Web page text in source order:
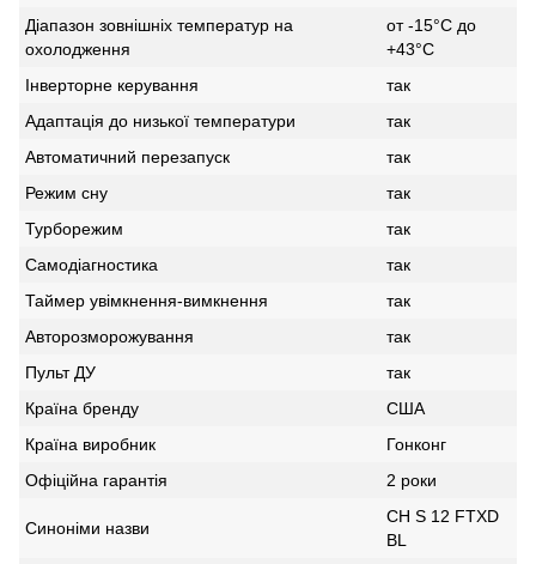
Діапазон зовнішніх температур на
охолодження
от -15°С до
+43°С
Інверторне керування
так
Адаптація до низької температури
так
Автоматичний перезапуск
так
Режим сну
так
Турборежим
так
Самодіагностика
так
Таймер увімкнення-вимкнення
так
Авторозморожування
так
Пульт ДУ
так
Країна бренду
США
Країна виробник
Гонконг
Офіційна гарантія
2 роки
Синоніми назви
CH S 12 FTXD
BL